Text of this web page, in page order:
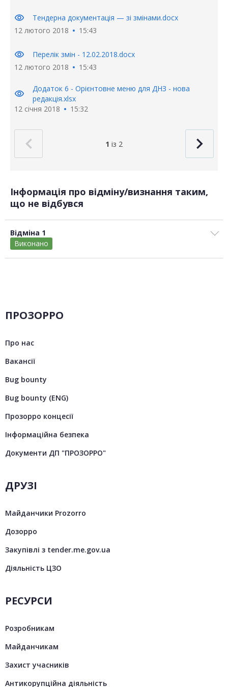
visibility
Тендерна документація — зі змінами.docx
12 лютого 2018
15:43
visibility
Перелік змін - 12.02.2018.docx
12 лютого 2018
15:43
visibility
Додаток 6 - Орієнтовне меню для ДНЗ - нова
редакція.xlsx
12 січня 2018
15:32
1 із 2
Інформація про відміну/визнання таким,
що не відбувся
Відміна 1
Виконано
ПРОЗОРРО
Про нас
Вакансії
Bug bounty
Bug bounty (ENG)
Прозорро концесії
Інформаційна безпека
Документи ДП "ПРОЗОРРО"
ДРУЗІ
Майданчики Prozorro
Дозорро
Закупівлі з tender.me.gov.ua
Діяльність ЦЗО
РЕСУРСИ
Розробникам
Майданчикам
Захист учасників
Антикорупційна діяльність